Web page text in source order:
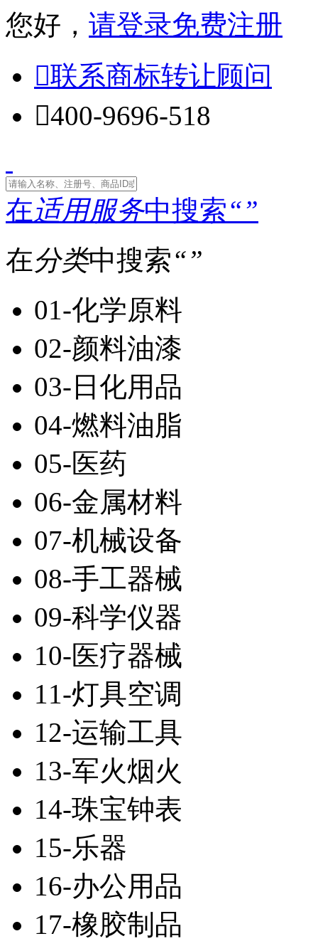
您好， 请登录免费注册
联系商标转让顾问
400-9696-518
在适用服务中搜索“”
在分类中搜索“”
01-化学原料
02-颜料油漆
03-日化用品
04-燃料油脂
05-医药
06-金属材料
07-机械设备
08-手工器械
09-科学仪器
10-医疗器械
11-灯具空调
12-运输工具
13-军火烟火
14-珠宝钟表
15-乐器
16-办公用品
17-橡胶制品